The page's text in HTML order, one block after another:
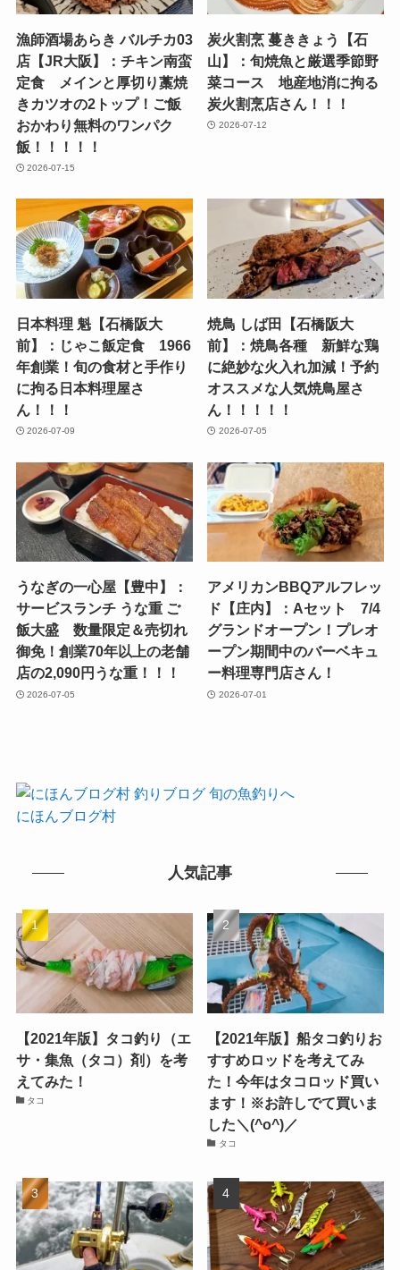
漁師酒場あらき バルチカ03
店【JR大阪】：チキン南蛮
定食 メインと厚切り藁焼
きカツオの2トップ！ご飯
おかわり無料のワンパク
飯！！！！！
2026-07-15
炭火割烹 蔓ききょう【石
山】：旬焼魚と厳選季節野
菜コース 地産地消に拘る
炭火割烹店さん！！！
2026-07-12
日本料理 魁【石橋阪大
前】：じゃこ飯定食 1966
年創業！旬の食材と手作り
に拘る日本料理屋さ
ん！！！
2026-07-09
焼鳥 しば田【石橋阪大
前】：焼鳥各種 新鮮な鶏
に絶妙な火入れ加減！予約
オススメな人気焼鳥屋さ
ん！！！！！
2026-07-05
うなぎの一心屋【豊中】：
サービスランチ うな重 ご
飯大盛 数量限定＆売切れ
御免！創業70年以上の老舗
店の2,090円うな重！！！
2026-07-05
アメリカンBBQアルフレッ
ド【庄内】：Aセット 7/4
グランドオープン！プレオ
ープン期間中のバーベキュ
ー料理専門店さん！
2026-07-01
にほんブログ村
人気記事
【2021年版】タコ釣り（エ
サ・集魚（タコ）剤）を考
えてみた！
タコ
【2021年版】船タコ釣りお
すすめロッドを考えてみ
た！今年はタコロッド買い
ます！※お許しでて買いま
した＼(^o^)／
タコ